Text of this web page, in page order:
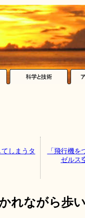
しまうタ
「飛行機
ゼルス
れながら歩